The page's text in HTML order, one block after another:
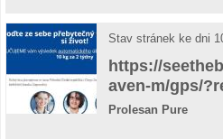
Stav stránek ke dni
https://
aven-m/gps/
Prolesan Pure